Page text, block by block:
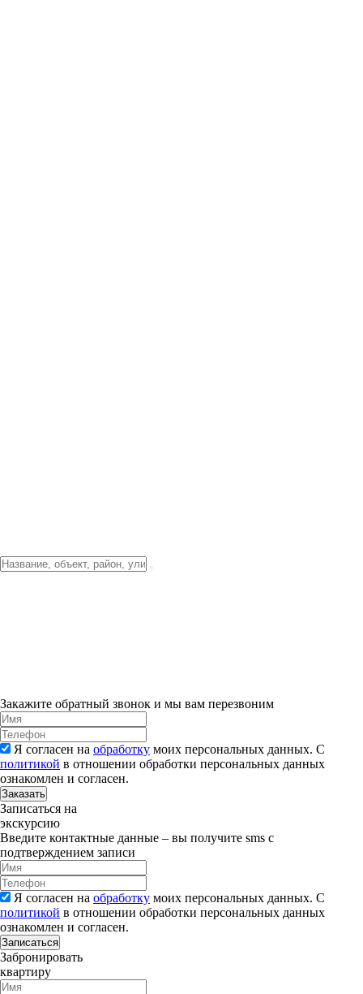
Закажите обратный звонок и мы вам перезвоним
Я согласен на обработку моих персональных данных. С
политикой в отношении обработки персональных данных
ознакомлен и согласен.
Заказать
Записаться на
экскурсию
Введите контактные данные – вы получите sms с
подтверждением записи
Я согласен на обработку моих персональных данных. С
политикой в отношении обработки персональных данных
ознакомлен и согласен.
Записаться
Забронировать
квартиру